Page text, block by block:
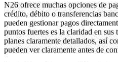
N26 ofrece muchas opciones de
crédito, débito o transferencias
pueden gestionar pagos
puntos fuertes es la claridad en sus
planes claramente detallados, así
pueden ver claramente antes de